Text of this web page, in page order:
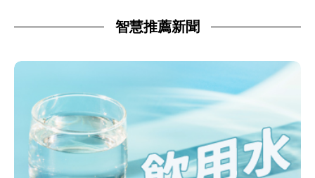
智慧推薦新聞